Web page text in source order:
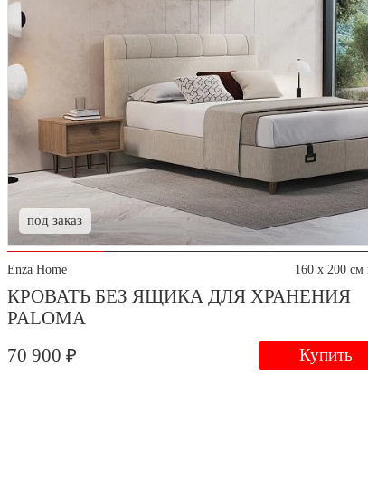
под заказ
Enza Home 160 x 200 см
КРОВАТЬ БЕЗ ЯЩИКА ДЛЯ ХРАНЕНИЯ
PALOMA
70 900 ₽
Купить